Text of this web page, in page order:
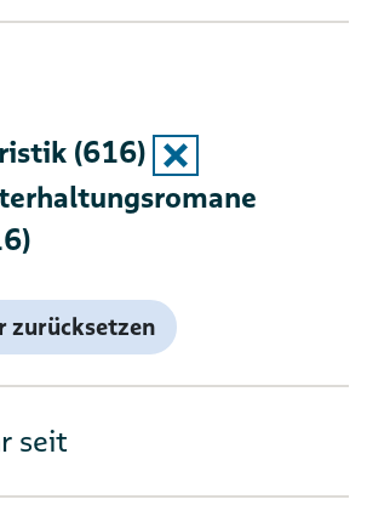
(616) Auswahlliste
zurücksetzen
seit